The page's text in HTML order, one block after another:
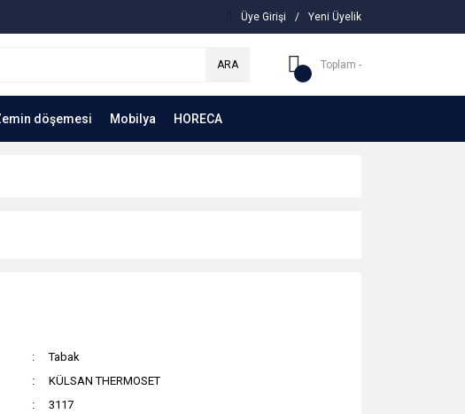
Üye Girişi / Yeni Üyelik
ARA Toplam -
döşemesi Mobilya HORECA
Tabak
KÜLSAN THERMOSET
3117